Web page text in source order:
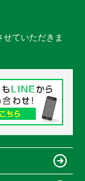
ていただきま